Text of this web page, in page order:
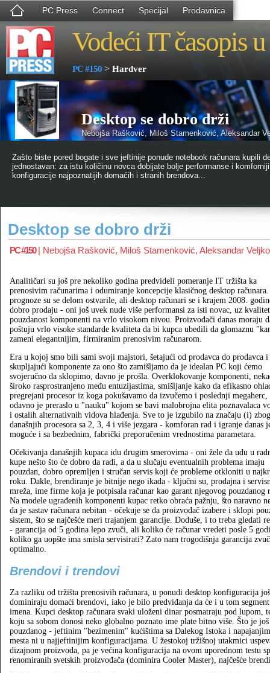
PC Press Connect Specijal Prodavnica
Vodeći IT časopis
PC #150 > Hardver
Desktop se dobro drži
Nebojša Rašković, Miloš Stamenković, Aleksandar
Zašto biste pored bogate i sve jeftinije ponude notebook računara kupili
jednostavan: za istu količinu novca dobijate bolje performanse i
konfiguracije najpoznatijih domaćih i stranih brendova...
Desktop se dobro drži
PC #150| Nebojša Rašković, Miloš Stamenković, Aleksandar
Analitičari su još pre nekoliko godina predvideli pomeranje IT tržišta ka
prenosivim računarima i odumiranje koncepcije klasičnog desktop računara.
prognoze su se delom ostvarile, ali desktop računari se i krajem 2008.
dobro prodaju - oni još uvek nude više performansi za isti novac, uz
pouzdanost komponenti na vrlo visokom nivou. Proizvođači danas moraju
poštuju vrlo visoke standarde kvaliteta da bi kupca ubedili da glomaznu
zameni elegantnijim, firmiranim prenosivim računarom.
Era u kojoj smo bili sami svoji majstori, šetajući od prodavca do prodavca i
skupljajući komponente za ono što zamišljamo da je idealan PC koji ćemo
svojeručno da sklopimo, davno je prošla. Overklokovanje komponenti,
široko rasprostranjeno među entuzijastima, smišljanje kako da efikasno
pregrejani procesor iz koga pokušavamo da izvučemo i poslednji megaherc,
odavno je preraslo u "nauku" kojom se bavi malobrojna elita poznavalaca
i ostalih alternativnih vidova hlađenja. Sve to je izgubilo na značaju (i)
današnjih procesora sa 2, 3, 4 i više jezgara - komforan rad i igranje danas
moguće i sa bezbednim, fabrički preporučenim vrednostima parametara.
Očekivanja današnjih kupaca idu drugim smerovima - oni žele da uđu u
kupe nešto što će dobro da radi, a da u slučaju eventualnih problema imaju
pouzdan, dobro opremljen i stručan servis koji će probleme otkloniti u
roku. Dakle, brendiranje je bitnije nego ikada - ključni su, prodajna i
mreža, ime firme koja je potpisala računar kao garant njegovog pouzdanog
Na modele ugrađenih komponenti kupac retko obraća pažnju, što naravno
da je sastav računara nebitan - očekuje se da proizvođač izabere i sklopi
sistem, što se najčešće meri trajanjem garancije. Doduše, i to treba gledati
- garancija od 5 godina lepo zvuči, ali koliko će računar vredeti posle 5
koliko ga uopšte ima smisla servisirati? Zato nam trogodišnja garancija
optimalno.
Brendovi i trendovi
Za razliku od tržišta prenosivih računara, u ponudi desktop konfiguracija
dominiraju domaći brendovi, iako je bilo predviđanja da će i u tom
imena. Kupci desktop računara svaki uloženi dinar posmatraju pod lupom,
koju sa sobom donosi neko globalno poznato ime plate bitno više. Što je
pouzdanog - jeftinim "bezimenim" kućištima sa Dalekog Istoka i
mesta ni u najjeftinijim konfiguracijama. U žestokoj tržišnoj utakmici
dizajnom proizvoda, pa je većina konfiguracija na ovom uporednom testu
renomiranih svetskih proizvođača (dominira Cooler Master), najčešće